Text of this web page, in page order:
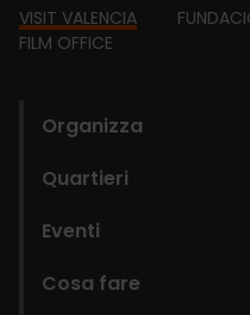
Footer
VISIT VALENCIA
FILM OFFICE
Organizza
Quartieri
Eventi
Cosa fare